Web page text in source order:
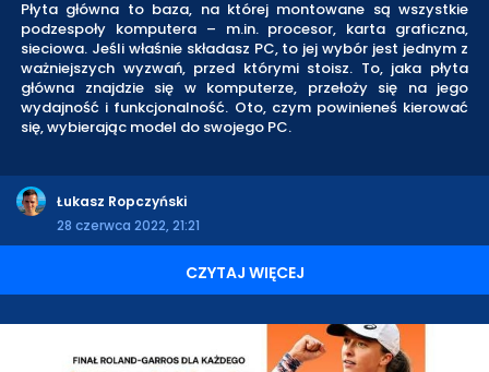
Płyta główna to baza, na której montowane są wszystkie
podzespoły komputera – m.in. procesor, karta graficzna,
sieciowa. Jeśli właśnie składasz PC, to jej wybór jest jednym z
ważniejszych wyzwań, przed którymi stoisz. To, jaka płyta
główna znajdzie się w komputerze, przełoży się na jego
wydajność i funkcjonalność. Oto, czym powinieneś kierować
się, wybierając model do swojego PC.
Łukasz Ropczyński
28 czerwca 2022, 21:21
CZYTAJ WIĘCEJ